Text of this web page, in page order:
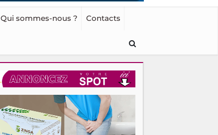
Qui sommes-nous ? Contacts